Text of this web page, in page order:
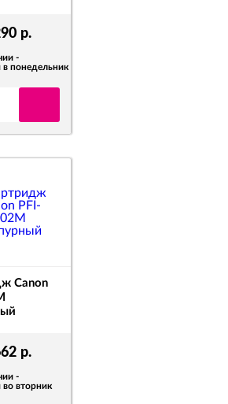
р.
-
в понедельник
р.
-
во вторник
Canon